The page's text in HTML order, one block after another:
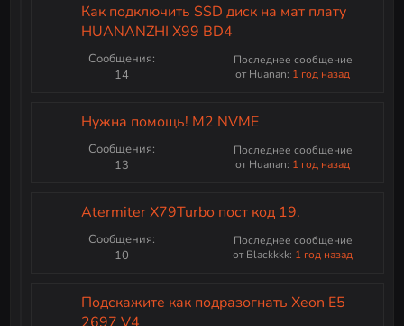
Как подключить SSD диск на мат плату
HUANANZHI X99 BD4
Сообщения:
14
Последнее сообщение
от Huanan: 1 год назад
Нужна помощь! M2 NVME
Сообщения:
13
Последнее сообщение
от Huanan: 1 год назад
Atermiter X79Turbo пост код 19.
Сообщения:
10
Последнее сообщение
от Blackkkk: 1 год назад
Подскажите как подразогнать Xeon E5